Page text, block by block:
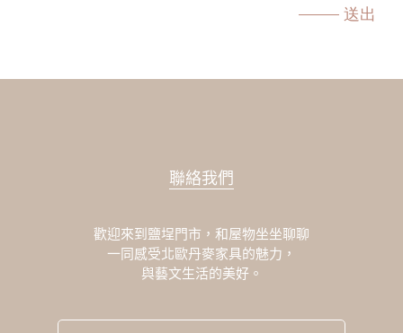
送出
聯絡我們
歡迎來到鹽埕門市，和屋物坐坐聊聊
一同感受北歐丹麥家具的魅力，
與藝文生活的美好。